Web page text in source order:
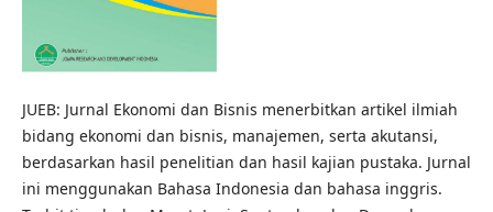
JUEB: Jurnal Ekonomi dan Bisnis menerbitkan artikel ilmiah
bidang ekonomi dan bisnis, manajemen, serta akutansi,
berdasarkan hasil penelitian dan hasil kajian pustaka. Jurnal
ini menggunakan Bahasa Indonesia dan bahasa inggris.